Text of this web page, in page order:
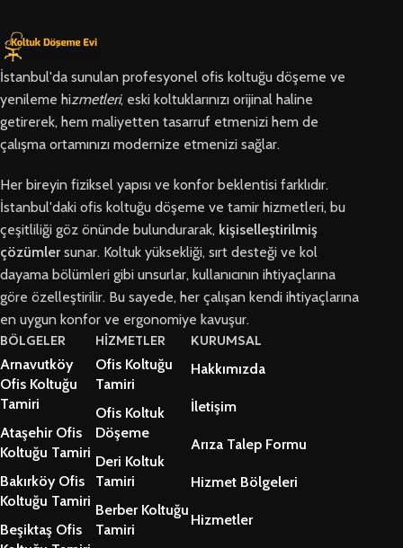
İstanbul'da sunulan profesyonel ofis koltuğu döşeme ve
yenileme hizmetleri, eski koltuklarınızı orijinal haline
getirerek, hem maliyetten tasarruf etmenizi hem de
çalışma ortamınızı modernize etmenizi sağlar.
Her bireyin fiziksel yapısı ve konfor beklentisi farklıdır.
İstanbul'daki ofis koltuğu döşeme ve tamir hizmetleri, bu
çeşitliliği göz önünde bulundurarak, kişiselleştirilmiş
çözümlersunar. Koltuk yüksekliği, sırt desteği ve kol
dayama bölümleri gibi unsurlar, kullanıcının ihtiyaçlarına
göre özelleştirilir. Bu sayede, her çalışan kendi ihtiyaçlarına
en uygun konfor ve ergonomiye kavuşur.
BÖLGELER
Arnavutköy
Ofis Koltuğu
Tamiri
Ataşehir Ofis
Koltuğu Tamiri
Bakırköy Ofis
Koltuğu Tamiri
Beşiktaş Ofis
HİZMETLER
Ofis Koltuğu
Tamiri
Ofis Koltuk
Döşeme
Deri Koltuk
Tamiri
Berber Koltuğu
Tamiri
KURUMSAL
Hakkımızda
İletişim
Arıza Talep Formu
Hizmet Bölgeleri
Hizmetler